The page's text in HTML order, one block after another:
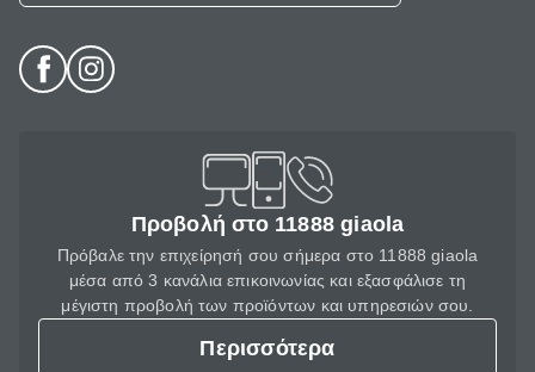
Προβολή στο 11888 giaola
Πρόβαλε την επιχείρησή σου σήμερα στο 11888 giaola
μέσα από 3 κανάλια επικοινωνίας και εξασφάλισε τη
μέγιστη προβολή των προϊόντων και υπηρεσιών σου.
Περισσότερα